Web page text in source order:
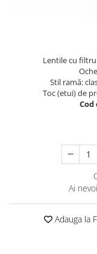
Huse de protectie
Huse de protecție
Prosoape
Cântare electronice
Produse de cult
Lentile cu
Stil ramă:
Toc (etui) de
Cod
Ai
Adauga la